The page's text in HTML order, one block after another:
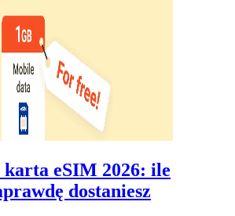
eSIM 2026: ile
dostaniesz